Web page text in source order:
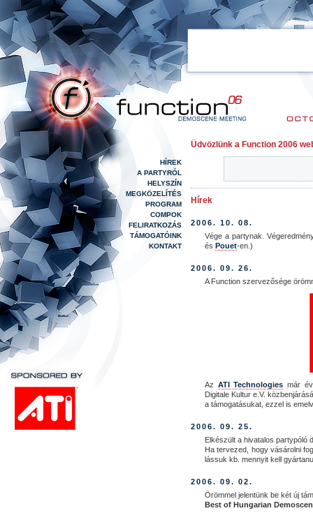
HÍREK
A PARTYRÓL
HELYSZÍN
MEGKÖZELÍTÉS
PROGRAM
COMPOK
FELIRATKOZÁS
TÁMOGATÓINK
KONTAKT
Üdvözlünk a Function 2006
Hírek
2006. 10. 08.
Vége a partynak.
és Pouet-en.)
2006. 09. 26.
A Function szervezősége
Az ATI Technologies már
Digitale Kultur e.V.
a támogatásukat, ezzel is
2006. 09. 25.
Elkészült a hivatalos partypóló
Ha tervezed, hogy vásárolni
lássuk kb. mennyit kell
2006. 09. 02.
Örömmel jelentünk be két új
Best of Hungarian